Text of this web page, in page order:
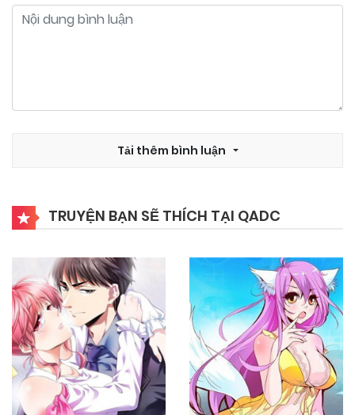
Tải thêm bình luận
TRUYỆN BẠN SẼ THÍCH TẠI QADC